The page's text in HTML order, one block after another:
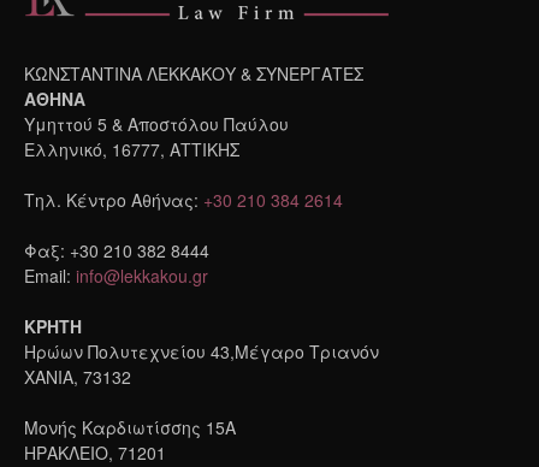
ΚΩΝΣΤΑΝΤΙΝΑ ΛΕΚΚΑΚΟΥ & ΣΥΝΕΡΓΑΤΕΣ
ΑΘΗΝΑ
Υμηττού 5 & Αποστόλου Παύλου
Ελληνικό, 16777, ΑΤΤΙΚΗΣ
Τηλ. Κέντρο Αθήνας: +30 210 384 2614
Φαξ: +30 210 382 8444
Email: info@lekkakou.gr
ΚΡΗΤΗ
Ηρώων Πολυτεχνείου 43,Μέγαρο Τριανόν
ΧΑΝΙΑ, 73132
Μονής Καρδιωτίσσης 15A
ΗΡΑΚΛΕΙΟ, 71201